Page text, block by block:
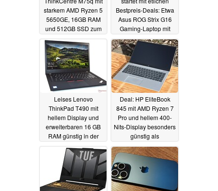
starkem AMD Ryzen 5
5650GE, 16GB RAM
und 512GB SSD zum
Bestpreis-Deals: Etwa
Asus ROG Strix G16
Gaming-Laptop mit
RTX 408027.09.2024
Leises Lenovo
ThinkPad T490 mit
hellem Display und
erweiterbaren 16 GB
RAM günstig in der
27.09.2024
Deal: HP EliteBook
845 mit AMD Ryzen 7
Pro und hellem 400-
Nits-Display besonders
günstig als
Refurbished-Laptop
26.09.2024